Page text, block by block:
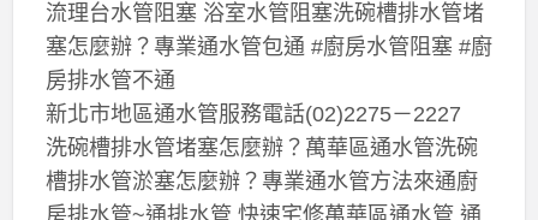
流理台水管阻塞 浴室水管阻塞洗碗槽排水管堵
塞怎麼辦？專業通水管包通 #廚房水管阻塞 #廚
房排水管不通
新北市地區通水管服務電話(02)2275－2227
洗碗槽排水管堵塞怎麼辦？萬華區通水管洗碗
槽排水管淤塞怎麼辦？專業通水管方法來通廚